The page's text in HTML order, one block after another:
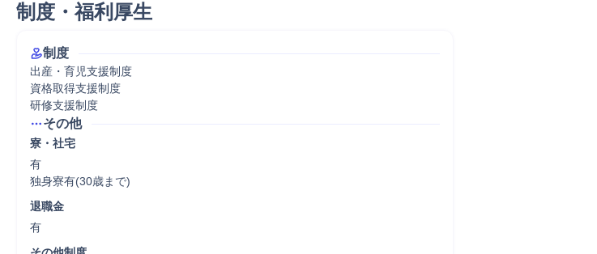
制度・福利厚生
制度
出産・育児支援制度
資格取得支援制度
研修支援制度
その他
寮・社宅
有
独身寮有(30歳まで)
退職金
有